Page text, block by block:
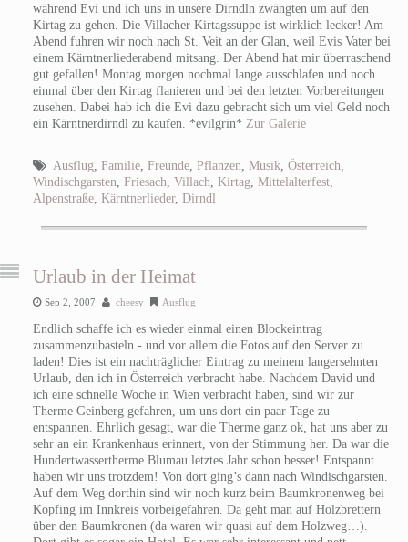
während Evi und ich uns in unsere Dirndln zwängten um auf den
Kirtag zu gehen. Die Villacher Kirtagssuppe ist wirklich lecker! Am
Abend fuhren wir noch nach St. Veit an der Glan, weil Evis Vater bei
einem Kärntnerliederabend mitsang. Der Abend hat mir überraschend
gut gefallen! Montag morgen nochmal lange ausschlafen und noch
einmal über den Kirtag flanieren und bei den letzten Vorbereitungen
zusehen. Dabei hab ich die Evi dazu gebracht sich um viel Geld noch
ein Kärntnerdirndl zu kaufen. *evilgrin* Zur Galerie
Ausflug Familie, Freunde, Pflanzen Musik Österreich
Windischgarsten Friesach Villach Kirtag Mittelalterfest,
Alpenstraße, Kärntnerlieder, Dirndl
Urlaub in der Heimat
Sep 2, 2007 cheesy Ausflug
Endlich schaffe ich es wieder einmal einen Blockeintrag
zusammenzubasteln - und vor allem die Fotos auf den Server zu
laden! Dies ist ein nachträglicher Eintrag zu meinem langersehnten
Urlaub, den ich in Österreich verbracht habe. Nachdem David und
ich eine schnelle Woche in Wien verbracht haben, sind wir zur
Therme Geinberg gefahren, um uns dort ein paar Tage zu
entspannen. Ehrlich gesagt, war die Therme ganz ok, hat uns aber zu
sehr an ein Krankenhaus erinnert, von der Stimmung her. Da war die
Hundertwassertherme Blumau letztes Jahr schon besser! Entspannt
haben wir uns trotzdem! Von dort ging’s dann nach Windischgarsten.
Auf dem Weg dorthin sind wir noch kurz beim Baumkronenweg bei
Kopfing im Innkreis vorbeigefahren. Da geht man auf Holzbrettern
über den Baumkronen (da waren wir quasi auf dem Holzweg…).